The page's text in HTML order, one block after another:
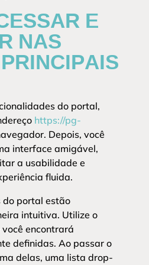
E
NAS
do portal,
https://pg-
Depois, você
interface amigável,
a usabilidade e
fluida.
do portal estão
intuitiva. Utilize o
encontrará
definidas. Ao passar o
delas, uma lista drop-